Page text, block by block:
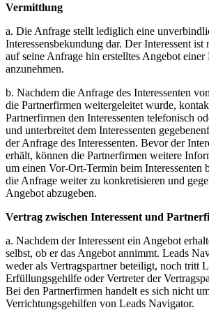
Vermittlung
a. Die Anfrage stellt lediglich eine
Interessensbekundung dar. Der Interessent
auf seine Anfrage hin erstelltes Angebot einer
anzunehmen.
b. Nachdem die Anfrage des Interessenten
die Partnerfirmen weitergeleitet wurde,
Partnerfirmen den Interessenten telefonisch
und unterbreitet dem Interessenten
der Anfrage des Interessenten. Bevor der
erhält, können die Partnerfirmen weitere
um einen Vor-Ort-Termin beim Interessenten
die Anfrage weiter zu konkretisieren und
Angebot abzugeben.
Vertrag zwischen Interessent und
a. Nachdem der Interessent ein Angebot
selbst, ob er das Angebot annimmt. Leads
weder als Vertragspartner beteiligt, noch tritt
Erfüllungsgehilfe oder Vertreter der
Bei den Partnerfirmen handelt es sich nicht
Verrichtungsgehilfen von Leads Navigator.